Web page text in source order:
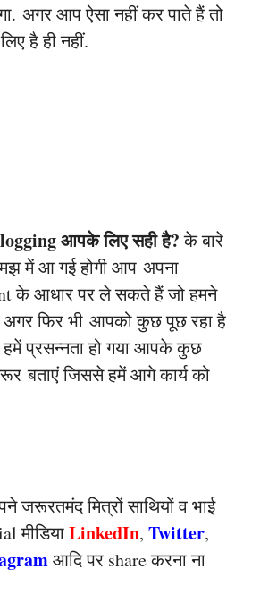
अगर आप ऐसा नहीं कर पाते हैं तो
है ही नहीं.
आपके लिए सही है?के बारे
में आ गई होगी आप अपना
के आधार पर ले सकते हैं जो हमने
फिर भी आपको कुछ पूछ रहा है
प्रसन्नता हो गया आपके कुछ
बताएं जिससे हमें आगे कार्य को
जरूरतमंद मित्रों साथियों व भाई
मीडियाLinkedIn, Twitter,
आदि पर share करना ना